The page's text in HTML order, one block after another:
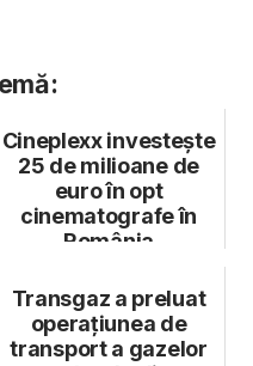
Cineplexx investește
25 de milioane de
euro în opt
cinematografe în
România
Transgaz a preluat
operațiunea de
transport a gazelor